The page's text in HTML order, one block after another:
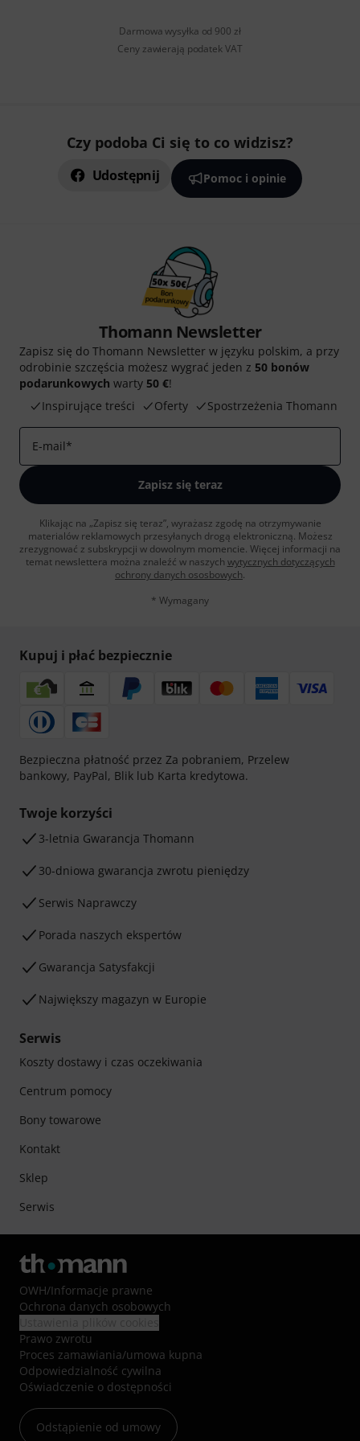
Darmowa wysyłka od 900 zł
Ceny zawierają podatek VAT
Czy podoba Ci się to co widzisz?
Udostępnij Pomoc i opinie
Thomann Newsletter
Zapisz się do Thomann Newsletter w języku polskim, a przy
odrobinie szczęścia możesz wygrać jeden z 50 bonów
podarunkowych warty 50 €!
Inspirujące treści
Oferty Spostrzeżenia Thomann
E-mail*
Zapisz się teraz
Klikając na „Zapisz się teraz”, wyrażasz zgodę na otrzymywanie
materialów reklamowych przesyłanych drogą elektroniczną. Możesz
zrezygnować z subskrypcji w dowolnym momencie. Więcej informacji na
temat newslettera można znaleźć w naszych wytycznych dotyczących
ochrony danych ososbowych.
* Wymagany
Kupuj i płać bezpiecznie
Bezpieczna płatność przez Za pobraniem, Przelew
bankowy, PayPal, Blik lub Karta kredytowa.
Twoje korzyści
3-letnia Gwarancja Thomann
30-dniowa gwarancja zwrotu pieniędzy
Serwis Naprawczy
Porada naszych ekspertów
Gwarancja Satysfakcji
Największy magazyn w Europie
Serwis
Koszty dostawy i czas oczekiwania
Centrum pomocy
Bony towarowe
Kontakt
Sklep
Serwis
OWH/Informacje prawne
Ochrona danych osobowych
Prawo zwrotu
Proces zamawiania/umowa kupna
Odpowiedzialność cywilna
Oświadczenie o dostępności
Odstąpienie od umowy